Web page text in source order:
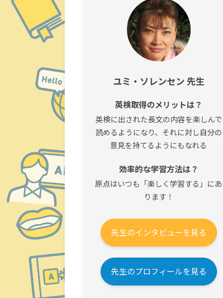
ユミ・ソレンセン 先生
英検取得のメリットは？
英検に出された長文の内容を楽しんで
読めるようになり、それに対し自分の
意見を持てるようにもなれる
効率的な学習方法は？
原点はいつも「楽しく学習する」にあ
ります！
先生のインタビューを見る
先生のプロフィールを見る